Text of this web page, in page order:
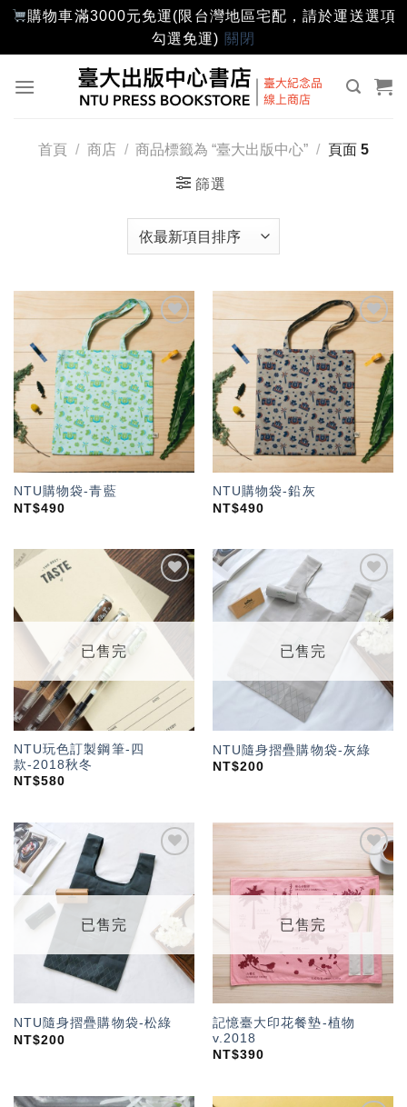
購物車滿3000元免運(限台灣地區宅配，請於運送選項
勾選免運) 關閉
首頁 / 商店 / 商品標籤為 “臺大出版中心” / 頁面 5
篩選
「願
望輕
單」
NTU購物袋-青藍
NT$490
望輕
單」
NTU購物袋-鉛灰
NT$490
加入
「願
望輕
單」
已售完
NTU玩色訂製鋼筆-四
款-2018秋冬
NT$580
加入
「願
望輕
單」
已售完
NTU隨身摺疊購物袋-灰綠
NT$200
望輕
單」
已售完
NTU隨身摺疊購物袋-松綠
NT$200
加入
「願
望輕
已售完
記憶臺大印花餐墊-植物
v.2018
NT$390